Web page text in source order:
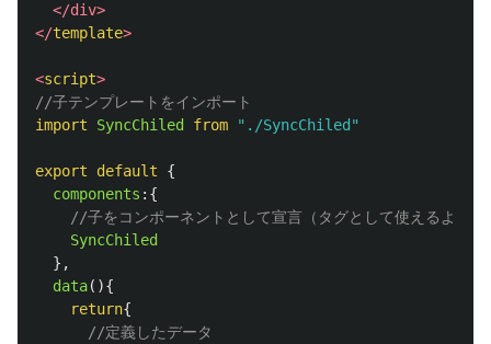
</div>
</template>
<script>
//子テンプレートをインポート
import
SyncChiled from " ./SyncChiled "
export default
{
components :{
//子をコンポーネントとして宣言（タグとして使えるように
SyncChiled
},
data(){
return{
//定義したデータ